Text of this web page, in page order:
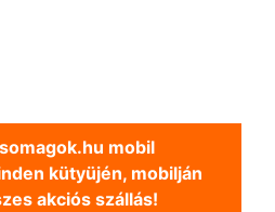
mobil
kütyüjén, mobilján
akciós szállás!